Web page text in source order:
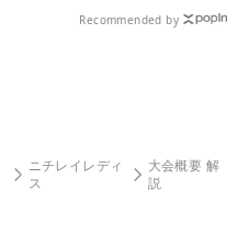
Recommended by
ニチレイレディ
ス
大会概要 解
説